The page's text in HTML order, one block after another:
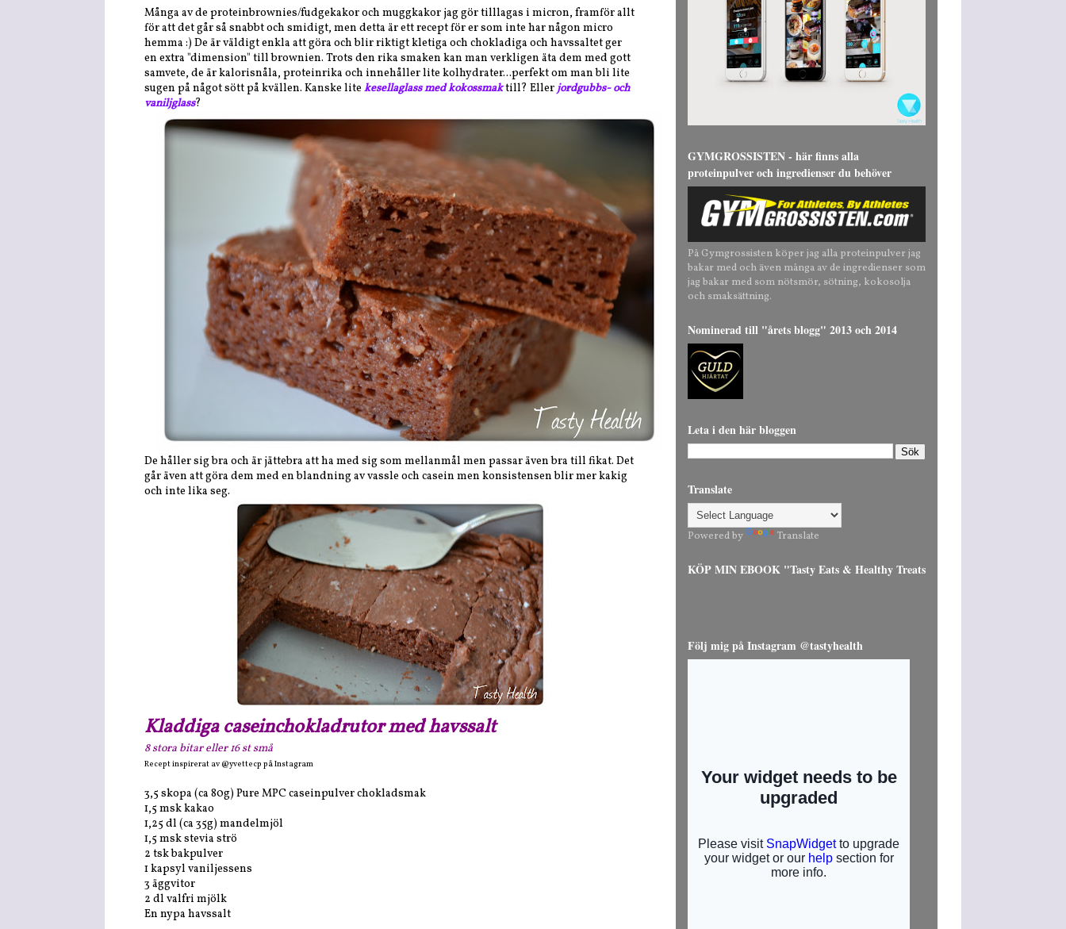
Många av de proteinbrownies/fudgekakor och muggkakor jag gör tilllagas i micron, framför allt
för att det går så snabbt och smidigt, men detta är ett recept för er som inte har någon micro
hemma :) De är väldigt enkla att göra och blir riktigt kletiga och chokladiga och havssaltet ger
en extra "dimension" till brownien. Trots den rika smaken kan man verkligen äta dem med gott
samvete, de är kalorisnåla, proteinrika och innehåller lite kolhydrater...perfekt om man bli lite
sugen på något sött på kvällen. Kanske lite kesellaglass med kokossmaktill? Ellerjordgubbs- och
vaniljglass?
De håller sig bra och är jättebra att ha med sig som mellanmål men passar även bra till fikat. Det
går även att göra dem med en blandning av vassle och casein men konsistensen blir mer kakig
och inte lika seg.
Kladdiga caseinchokladrutor med havssalt
8 stora bitar eller 16 st små
Recept inspirerat av @yvettecp på Instagram
3,5 skopa (ca 80g) Pure MPC caseinpulver chokladsmak
1,5 msk kakao
1,25 dl (ca 35g) mandelmjöl
1,5 msk stevia strö
2 tsk bakpulver
1 kapsyl vaniljessens
3 äggvitor
2 dl valfri mjölk
En nypa havssalt
GYMGROSSISTEN - här finns alla
proteinpulver och ingredienser du behöver
På Gymgrossisten köper jag alla proteinpulver jag
bakar med och även många av de ingredienser som
jag bakar med som nötsmör, sötning, kokosolja
och smaksättning.
Nominerad till "årets blogg" 2013 och 2014
Leta i den här bloggen
Translate
Powered by Translate
KÖP MIN EBOOK "Tasty Eats & Healthy Treats
Följ mig på Instagram @tastyhealth